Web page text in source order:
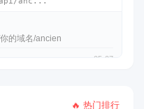
的域名/ancien
05-07
🔥 热门排行